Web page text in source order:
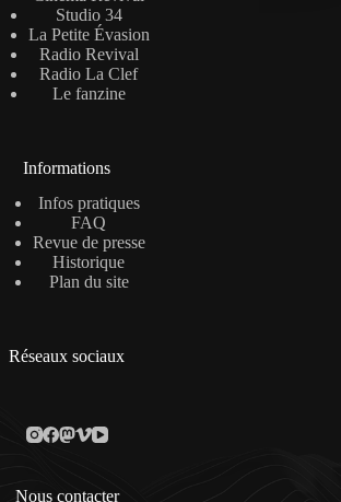
Studio 34
La Petite Évasion
Radio Revival
Radio La Clef
Le fanzine
Informations
Infos pratiques
FAQ
Revue de presse
Historique
Plan du site
Réseaux sociaux
Nous contacter